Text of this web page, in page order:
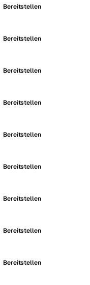
Bereitstellen
Bereitstellen
Bereitstellen
Bereitstellen
Bereitstellen
Bereitstellen
Bereitstellen
Bereitstellen
Bereitstellen